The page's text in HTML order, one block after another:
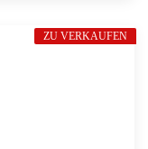
ZU VERKAUFEN